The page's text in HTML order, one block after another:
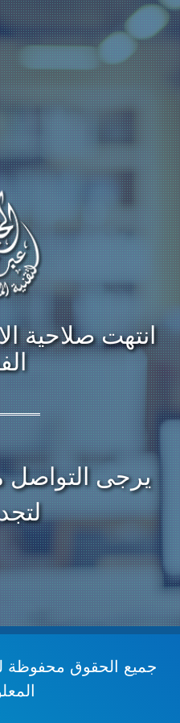
انتهت صلاحية
يرجى التواصل
جميع الحقوق محفوظة